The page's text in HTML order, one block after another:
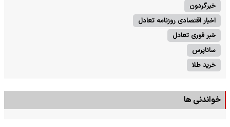
خبرگردون
اخبار اقتصادی روزنامه تعادل
خبر فوری تعادل
ساناپرس
خرید طلا
خواندنی ها